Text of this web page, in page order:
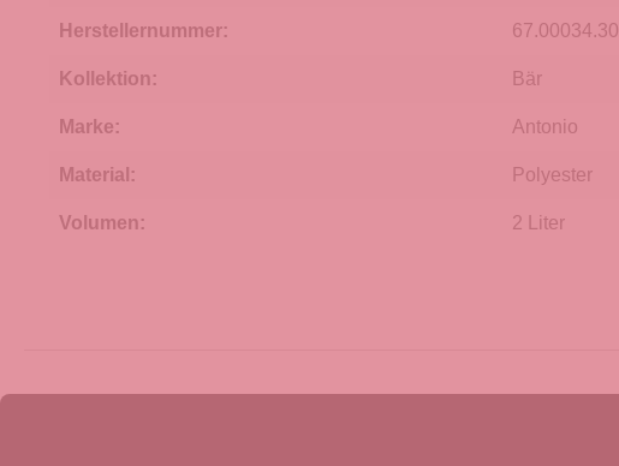
Herstellernummer: 67.00034.30
Kollektion: Bär
Marke: Antonio
Material: Polyester
Volumen: 2 Liter